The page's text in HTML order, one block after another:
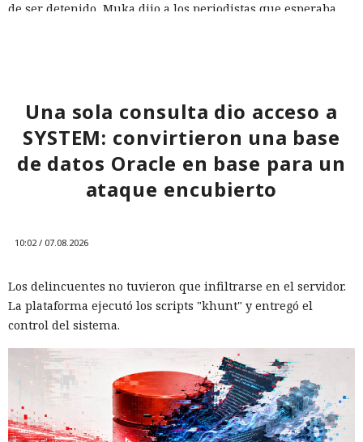
de ser detenido, Muka dijo a los periodistas que esperaba
vigilar la actividad de las cuentas por accesos desde
dispositivos desconocidos.
Una sola consulta dio acceso a
SYSTEM: convirtieron una base
de datos Oracle en base para un
ataque encubierto
10:02 / 07.08.2026
Los delincuentes no tuvieron que infiltrarse en el servidor.
La plataforma ejecutó los scripts "khunt" y entregó el
control del sistema.